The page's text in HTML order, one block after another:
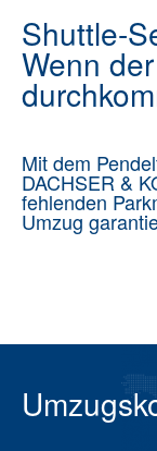
Shuttle-
Wenn
Mit dem
DACHSER &
fehlenden
Umzug